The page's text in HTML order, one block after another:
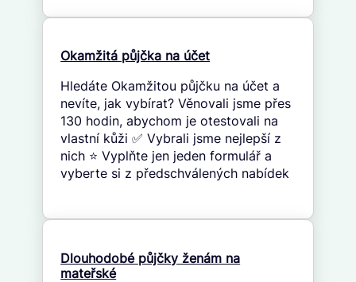
Okamžitá půjčka na účet
Hledáte Okamžitou půjčku na účet a
nevíte, jak vybírat? Věnovali jsme přes
130 hodin, abychom je otestovali na
vlastní kůži ✅ Vybrali jsme nejlepší z
nich ⭐ Vyplňte jen jeden formulář a
vyberte si z předschválených nabídek
Dlouhodobé půjčky ženám na
mateřské